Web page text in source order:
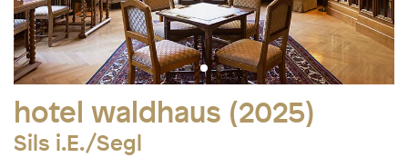
hotel waldhaus (2025)
Sils i.E./Segl